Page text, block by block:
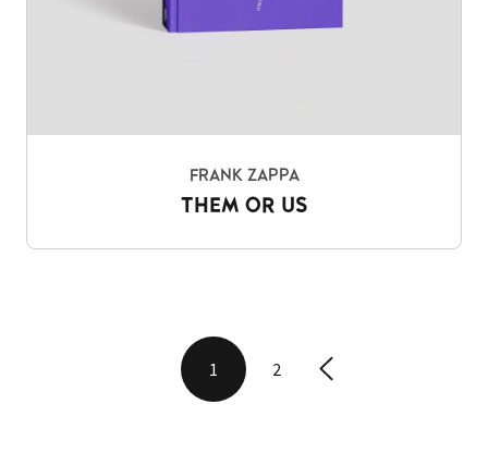
FRANK ZAPPA
THEM OR US
Page courante
1 Page
2 Page suivante